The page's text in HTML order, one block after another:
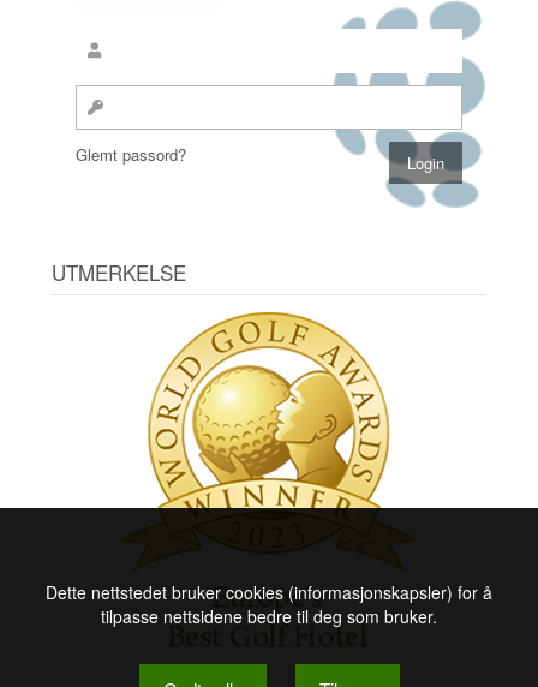
Glemt passord?
UTMERKELSE
Dette nettstedet bruker cookies (informasjonskapsler) for å
tilpasse nettsidene bedre til deg som bruker.